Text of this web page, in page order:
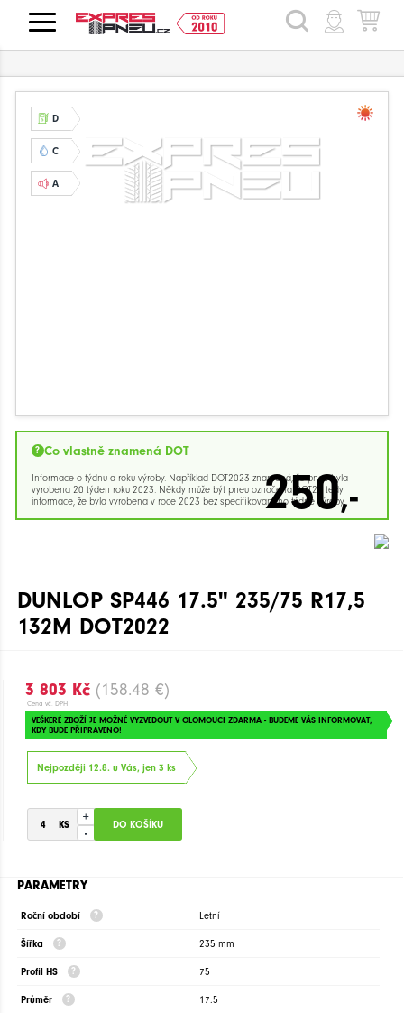
HLEDAT
D
C
A
Co vlastně znamená DOT
Informace o týdnu a roku výroby. Například DOT2023 znamená, že pneu byla
vyrobena 20 týden roku 2023. Někdy může být pneu označena DOT23 tedy
informace, že byla vyrobena v roce 2023 bez specifikovaného týdne výroby.
250,-
DUNLOP SP446 17.5" 235/75 R17,5
132M DOT2022
3 803 Kč (158.48 €)
Cena vč. DPH
VEŠKERÉ ZBOŽÍ JE MOŽNÉ VYZVEDOUT V OLOMOUCI ZDARMA - BUDEME VÁS INFORMOVAT,
KDY BUDE PŘIPRAVENO!
Nejpozději 12.8. u Vás, jen 3 ks
+
-
PARAMETRY
Roční období Letní
Šířka 235 mm
Profil HS 75
Průměr 17.5